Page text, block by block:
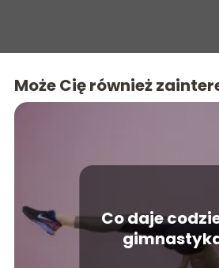
Może Cię również
Co daje